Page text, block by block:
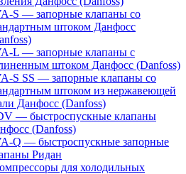
S — запорные клапаны со
штоком Данфосс
L — запорные клапаны с
штоком Данфосс (Danfoss)
S SS — запорные клапаны со
штоком из нержавеющей
Данфосс (Danfoss)
— быстроспускные клапаны
(Danfoss)
Q — быстроспускные запорные
Ридан
для холодильных